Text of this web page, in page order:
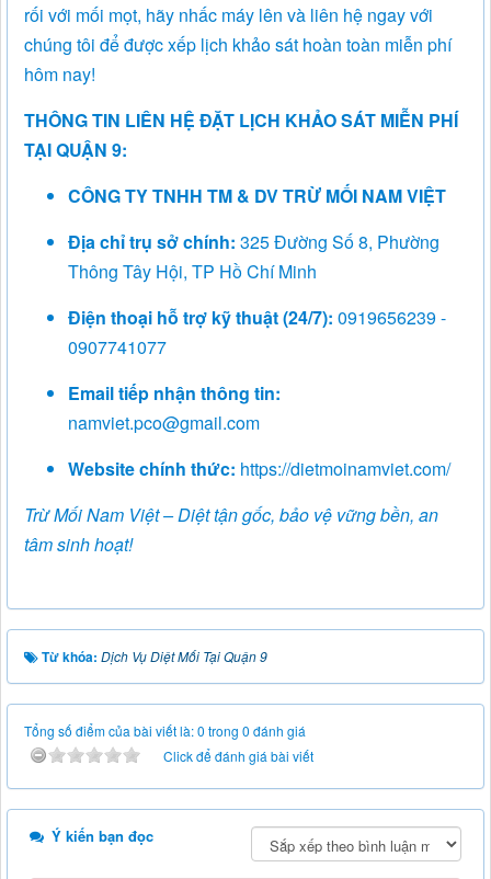
rối với mối mọt, hãy nhấc máy lên và liên hệ ngay với
chúng tôi để được xếp lịch khảo sát hoàn toàn miễn phí
hôm nay!
THÔNG TIN LIÊN HỆ ĐẶT LỊCH KHẢO SÁT MIỄN PHÍ
TẠI QUẬN 9:
CÔNG TY TNHH TM & DV TRỪ MỐI NAM VIỆT
Địa chỉ trụ sở chính: 325 Đường Số 8, Phường
Thông Tây Hội, TP Hồ Chí Minh
Điện thoại hỗ trợ kỹ thuật (24/7): 0919656239 -
0907741077
Email tiếp nhận thông tin:
namviet.pco@gmail.com
Website chính thức: https://dietmoinamviet.com/
Trừ Mối Nam Việt – Diệt tận gốc, bảo vệ vững bền, an
tâm sinh hoạt!
Từ khóa: Dịch Vụ Diệt Mối Tại Quận 9
Tổng số điểm của bài viết là: 0 trong 0 đánh giá
Click để đánh giá bài viết
Ý kiến bạn đọc